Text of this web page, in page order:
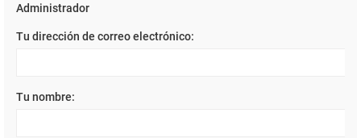
Administrador
Tu dirección de correo electrónico:
Tu nombre: